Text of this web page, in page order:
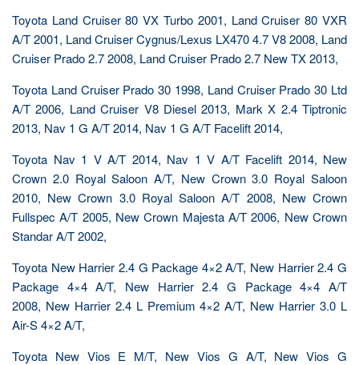
Toyota Land Cruiser 80 VX Turbo 2001, Land Cruiser 80 VXR
A/T 2001, Land Cruiser Cygnus/Lexus LX470 4.7 V8 2008, Land
Cruiser Prado 2.7 2008, Land Cruiser Prado 2.7 New TX 2013,
Toyota Land Cruiser Prado 30 1998, Land Cruiser Prado 30 Ltd
A/T 2006, Land Cruiser V8 Diesel 2013, Mark X 2.4 Tiptronic
2013, Nav 1 G A/T 2014, Nav 1 G A/T Facelift 2014,
Toyota Nav 1 V A/T 2014, Nav 1 V A/T Facelift 2014, New
Crown 2.0 Royal Saloon A/T, New Crown 3.0 Royal Saloon
2010, New Crown 3.0 Royal Saloon A/T 2008, New Crown
Fullspec A/T 2005, New Crown Majesta A/T 2006, New Crown
Standar A/T 2002,
Toyota New Harrier 2.4 G Package 4×2 A/T, New Harrier 2.4 G
Package 4×4 A/T, New Harrier 2.4 G Package 4×4 A/T
2008, New Harrier 2.4 L Premium 4×2 A/T, New Harrier 3.0 L
Air-S 4×2 A/T,
Toyota New Vios E M/T, New Vios G A/T, New Vios G